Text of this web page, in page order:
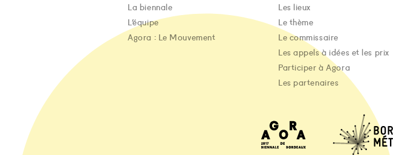
La biennale
L’équipe
Agora : Le Mouvement
Les lieux
Le thème
Le commissaire
Les appels à idées et les prix
Participer à Agora
Les partenaires